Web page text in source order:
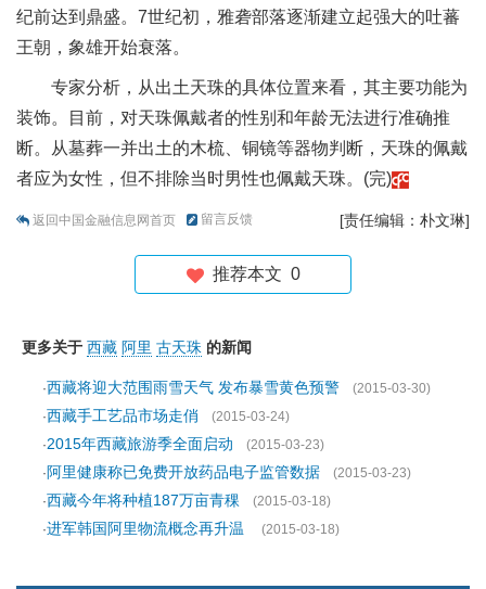
纪前达到鼎盛。7世纪初，雅砻部落逐渐建立起强大的吐蕃
王朝，象雄开始衰落。
专家分析，从出土天珠的具体位置来看，其主要功能为
装饰。目前，对天珠佩戴者的性别和年龄无法进行准确推
断。从墓葬一并出土的木梳、铜镜等器物判断，天珠的佩戴
者应为女性，但不排除当时男性也佩戴天珠。(完)
返回中国金融信息网首页 留言反馈 [责任编辑：朴文琳]
推荐本文 0
更多关于 西藏 阿里 古天珠 的新闻
·西藏将迎大范围雨雪天气 发布暴雪黄色预警
(2015-03-30)
·西藏手工艺品市场走俏
(2015-03-24)
·2015年西藏旅游季全面启动
(2015-03-23)
· 阿里健康称已免费开放药品电子监管数据
(2015-03-23)
·西藏今年将种植187万亩青稞
(2015-03-18)
·进军韩国阿里物流概念再升温 (2015-03-18)